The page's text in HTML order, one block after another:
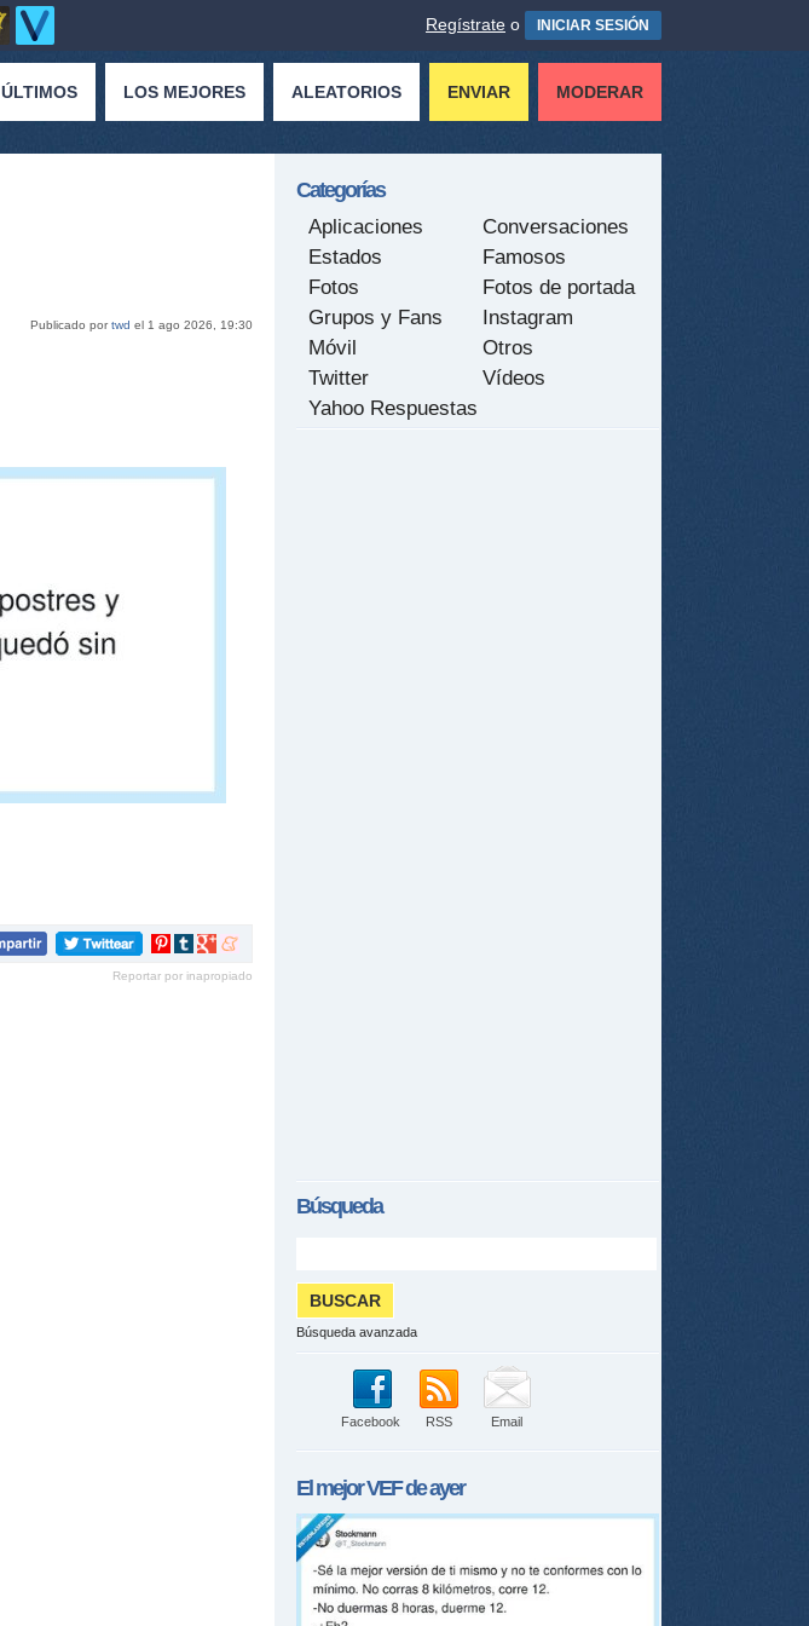
Regístrate o INICIAR SESIÓN
ÚLTIMOS LOS MEJORES ALEATORIOS ENVIAR MODERAR
Publicado portwd el 1 ago 2026, 19:30
Compartir
Pinterest
Compartir
tumblr
Compartir
Google+
Compartir
meneame
Reportar por inapropiado
Categorías
Aplicaciones
Conversaciones
Estados
Famosos
Fotos
Fotos de portada
Grupos y Fans
Instagram
Móvil
Otros
Twitter
Vídeos
Yahoo Respuestas
Búsqueda
Búsqueda avanzada
Facebook RSS Email
El mejorVEFde ayer